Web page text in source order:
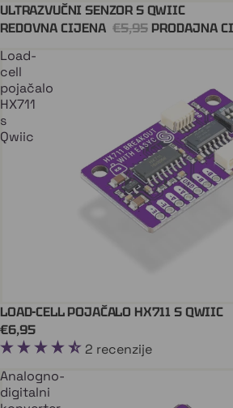
QWIIC
Dodaj U Košaricu
ULTRAZVUČNI SENZOR S QWIIC
REDOVNA CIJENA €5,95 PRODAJNA
Load-
cell
pojačalo
HX711
s
Qwiic
QWIIC
Dodaj U Košaricu
LOAD-CELL POJAČALO HX711 S QWIIC
€6,95
2 recenzije
Analogno-
digitalni